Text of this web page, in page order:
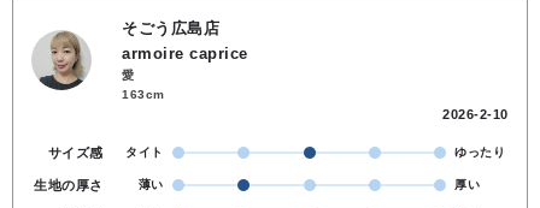
そごう広島店
armoire caprice
愛
163cm
2026-2-10
サイズ感 タイト ゆったり
生地の厚さ 薄い 厚い